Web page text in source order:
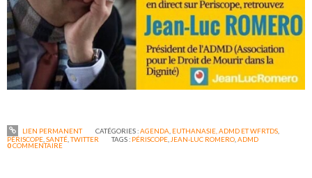
LIEN PERMANENT CATÉGORIES :AGENDA EUTHANASIE, ADMD ET WFRTDS,
PÉRISCOPE ,SANTÉ ,TWITTER TAGS : PÉRISCOPE JEAN-LUC ROMERO ,ADMD
0COMMENTAIRE